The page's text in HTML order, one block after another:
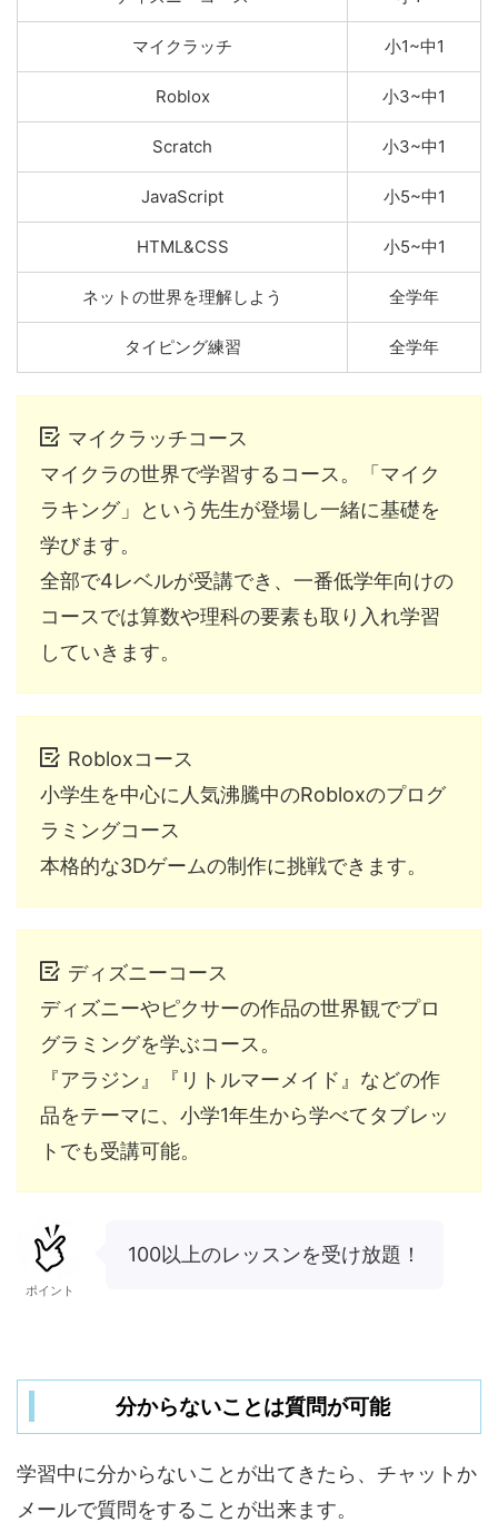
マイクラッチ 小1~中1
Roblox 小3~中1
Scratch 小3~中1
JavaScript 小5~中1
HTML&CSS 小5~中1
ネットの世界を理解しよう 全学年
タイピング練習 全学年
マイクラッチコース
マイクラの世界で学習するコース。「マイク
ラキング」という先生が登場し一緒に基礎を
学びます。
全部で4レベルが受講でき、一番低学年向けの
コースでは算数や理科の要素も取り入れ学習
していきます。
Robloxコース
小学生を中心に人気沸騰中のRobloxのプログ
ラミングコース
本格的な3Dゲームの制作に挑戦できます。
ディズニーコース
ディズニーやピクサーの作品の世界観でプロ
グラミングを学ぶコース。
『アラジン』『リトルマーメイド』などの作
品をテーマに、小学1年生から学べてタブレッ
トでも受講可能。
ポイント
100以上のレッスンを受け放題！
分からないことは質問が可能
学習中に分からないことが出てきたら、チャットか
メールで質問をすることが出来ます。